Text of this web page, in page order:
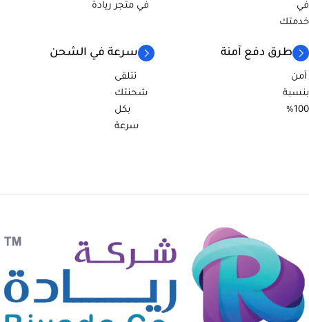
في
خدمتك
في متجر ريادة
طرق دفع آمنة
آمن
بنسبة
100%
سرعة في الشحن
تتلقى
شحنتك
بكل
سرعة